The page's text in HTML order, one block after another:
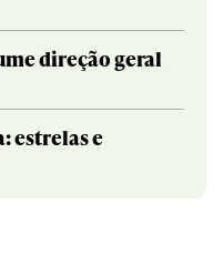
direção geral
estrelas e